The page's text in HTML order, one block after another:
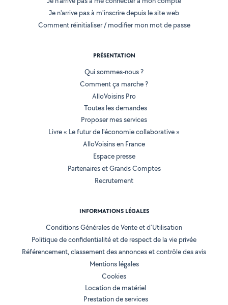
Je n'arrive pas à m'inscrire depuis le site web
Comment réinitialiser / modifier mon mot de passe
PRÉSENTATION
Qui sommes-nous ?
Comment ça marche ?
AlloVoisins Pro
Toutes les demandes
Proposer mes services
Livre « Le futur de l'économie collaborative »
AlloVoisins en France
Espace presse
Partenaires et Grands Comptes
Recrutement
INFORMATIONS LÉGALES
Conditions Générales de Vente et d'Utilisation
Politique de confidentialité et de respect de la vie privée
Référencement, classement des annonces et contrôle des avis
Mentions légales
Cookies
Location de matériel
Prestation de services